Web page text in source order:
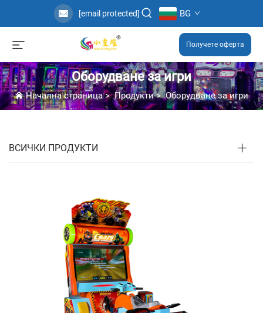
[email protected] BG
Получете оферта
Оборудване за игри
Начална страница>Продукти>Оборудване за игри
ВСИЧКИ ПРОДУКТИ